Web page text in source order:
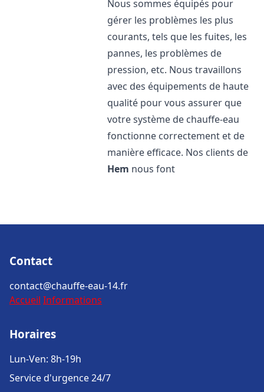
Nous sommes équipés pour
gérer les problèmes les plus
courants, tels que les fuites, les
pannes, les problèmes de
pression, etc. Nous travaillons
avec des équipements de haute
qualité pour vous assurer que
votre système de chauffe-eau
fonctionne correctement et de
manière efficace. Nos clients de
Hem nous font
Contact
contact@chauffe-eau-14.fr
Accueil Informations
Horaires
Lun-Ven: 8h-19h
Service d'urgence 24/7